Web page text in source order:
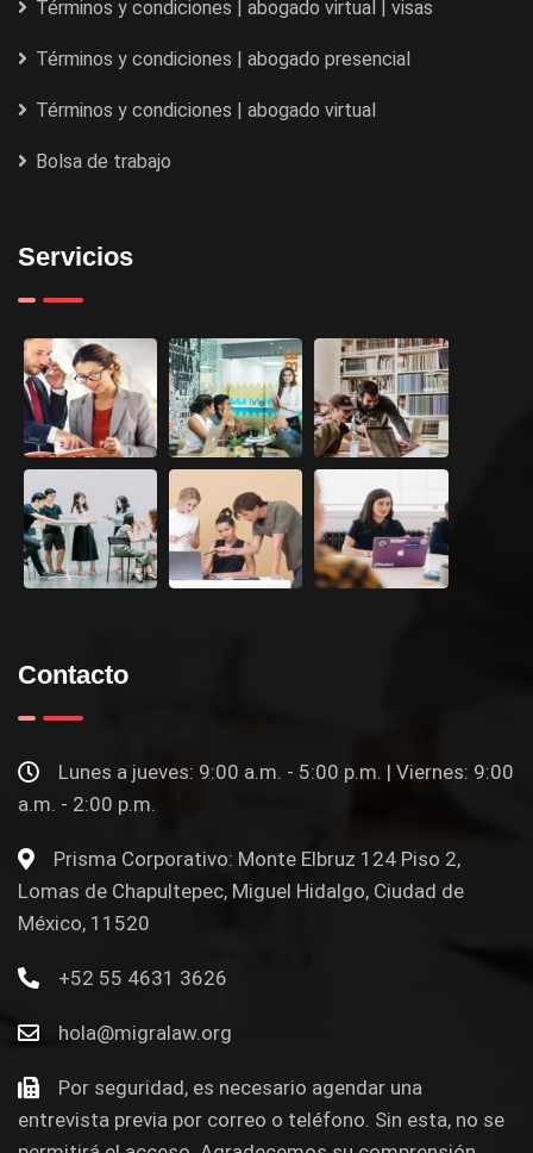
Términos y condiciones | abogado virtual | visas
Términos y condiciones | abogado presencial
Términos y condiciones | abogado virtual
Bolsa de trabajo
Servicios
Contacto
Lunes a jueves: 9:00 a.m. - 5:00 p.m. | Viernes: 9:00
a.m. - 2:00 p.m.
Prisma Corporativo: Monte Elbruz 124 Piso 2,
Lomas de Chapultepec, Miguel Hidalgo, Ciudad de
México, 11520
+52 55 4631 3626
hola@migralaw.org
Por seguridad, es necesario agendar una
entrevista previa por correo o teléfono. Sin esta, no se